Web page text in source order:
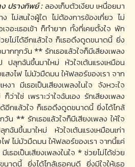
ง ปรางทิพย์ : ลองเก็บตัวเงียบ เหนื่อยมา
ไม่สนใจผู้ใด ไม่ต้องการข้องเกี่ยว ไม่
จอะเธอเข้า ก็ทำยาก ทั้งที่เคยตั้งใจ พัก
ยไม่ได้อีกแล้วใจ ก็เธอดึงดูดขนาดนี้ ยิ่ง
มากทุกวัน ** รักเธอแล้วใจก็มีเสียงเพลง
ปลุกฉันขึ้นมาใหม่ หัวใจเต้นแรงเหมือน
แสงไฟ ไม่มัวมืดมน ให้ฟลอร์ของเรา จาก
งา มีเธอเป็นเสียงเพลงในใจ จังหวะใจ
ว่าใช่ เพราะว่าใจฉันเอง รักเสียงเพลง
อีกแล้วใจ ก็เธอดึงดูดขนาดนี้ ยิ่งได้ไกล้
วัน ** รักเธอแล้วใจก็มีเสียงเพลง ให้ใจ
ฉันขึ้นมาใหม่ หัวใจเต้นแรงเหมือนเก่า
ฟ ไม่มัวมืดมน ให้ฟลอร์ของเรา จากนี้แค่
เธอเป็นเสียงเพลงในใจ * ช่วยไม่ได้ช่วย
นาดนี้ ยิ่งได้ไกล้เธอคนดี ยิ่งมีใจให้เธอ